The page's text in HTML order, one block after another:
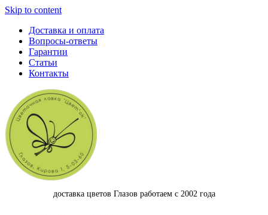
Skip to content
Доставка и оплата
Вопросы-ответы
Гарантии
Статьи
Контакты
доставка цветов Глазов работаем с 2002 года